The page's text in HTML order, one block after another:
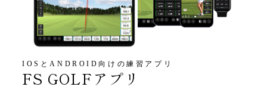
IOSとANDROID向けの練習アプリ
FS GOLFアプリ